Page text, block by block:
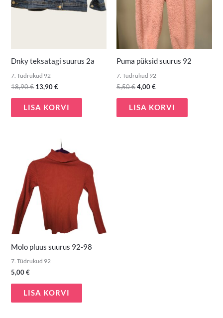
Dnky teksatagi suurus 2a
7. Tüdrukud 92
18,90€ 13,90€
LISA KORVI
Puma püksid suurus 92
7. Tüdrukud 92
5,50€4,00€
LISA KORVI
Molo pluus suurus 92-98
7. Tüdrukud 92
5,00€
LISA KORVI